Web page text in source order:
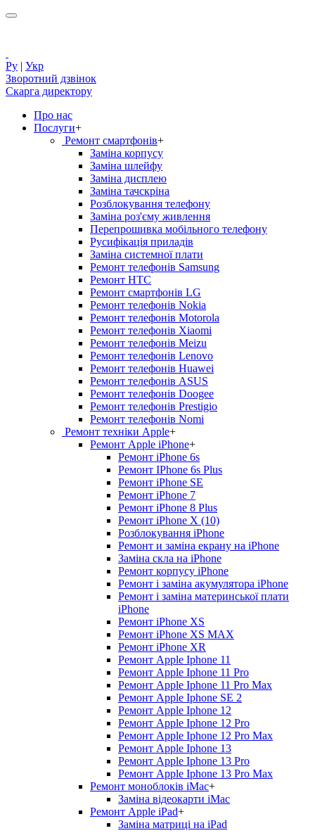
Ру | Укр
Зворотний дзвінок
Скарга директору
Про нас
Послуги+
Ремонт смартфонів+
Заміна корпусу
Заміна шлейфу
Заміна дисплею
Заміна тачскріна
Розблокування телефону
Заміна роз'єму живлення
Перепрошивка мобільного телефону
Русифікація приладів
Заміна системної плати
Ремонт телефонів Samsung
Ремонт HTC
Ремонт смартфонів LG
Ремонт телефонів Nokia
Ремонт телефонів Motorola
Ремонт телефонів Xiaomi
Ремонт телефонів Meizu
Ремонт телефонів Lenovo
Ремонт телефонів Huawei
Ремонт телефонів ASUS
Ремонт телефонів Doogee
Ремонт телефонів Prestigio
Ремонт телефонів Nomi
Ремонт техніки Apple+
Ремонт Apple iPhone+
Ремонт iPhone 6s
Ремонт IPhone 6s Plus
Ремонт iPhone SE
Ремонт iPhone 7
Ремонт iPhone 8 Plus
Ремонт iPhone X (10)
Розблокування iPhone
Ремонт и заміна екрану на iPhone
Заміна скла на iPhone
Ремонт корпусу iPhone
Ремонт і заміна акумулятора iPhone
Ремонт і заміна материнської плати
iPhone
Ремонт iPhone XS
Ремонт iPhone XS MAX
Ремонт iPhone XR
Ремонт Apple Iphone 11
Ремонт Apple Iphone 11 Pro
Ремонт Apple Iphone 11 Pro Max
Ремонт Apple Iphone SE 2
Ремонт Apple Iphone 12
Ремонт Apple Iphone 12 Pro
Ремонт Apple Iphone 12 Pro Max
Ремонт Apple Iphone 13
Ремонт Apple Iphone 13 Pro
Ремонт Apple Iphone 13 Pro Max
Ремонт моноблоків iMac+
Заміна відеокарти iMac
Ремонт Apple iPad+
Заміна матриці на iPad